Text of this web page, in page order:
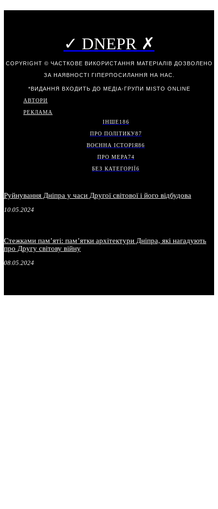
✓ DNEPR ✗
COPYRIGHT © ЧАСТКОВЕ ВИКОРИСТАННЯ МАТЕРІАЛІВ ДОЗВОЛЕНО
ЗА НАЯВНОСТІ ГІПЕРПОСИЛАННЯ НА НАС.
*ВИДАННЯ ВХОДИТЬ ДО МЕДІА-ГРУПИ MISTO ONLINE
АВТОРИ
РЕКЛАМА
ІНШЕ186
ПРО ПОЛІТИКУ87
ВОЄННА ІСТОРІЯ86
ПРО МЕРА74
БЕЗ КАТЕГОРІЇ6
Руйнування Дніпра у часи Другої світової і його відбудова
10.05.2024
Стежками пам’яті: пам’ятки архітектури Дніпра, які нагадують
про Другу світову війну
08.05.2024